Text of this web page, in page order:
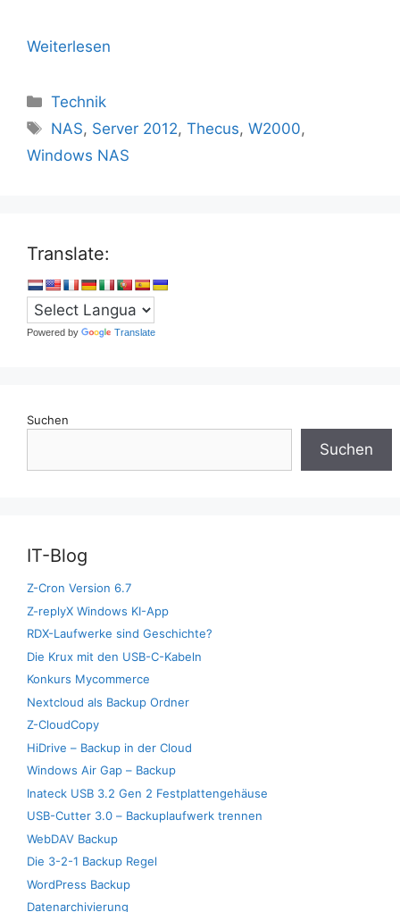
Weiterlesen
Kategorien
Technik
Schlagwörter
NAS, Server 2012,Thecus,W2000,
Windows NAS
Translate:
Powered by Translate
Suchen
Suchen
IT-Blog
Z-Cron Version 6.7
Z-replyX Windows KI-App
RDX-Laufwerke sind Geschichte?
Die Krux mit den USB-C-Kabeln
Konkurs Mycommerce
Nextcloud als Backup Ordner
Z-CloudCopy
HiDrive – Backup in der Cloud
Windows Air Gap – Backup
Inateck USB 3.2 Gen 2 Festplattengehäuse
USB-Cutter 3.0 – Backuplaufwerk trennen
WebDAV Backup
Die 3-2-1 Backup Regel
WordPress Backup
Datenarchivierung